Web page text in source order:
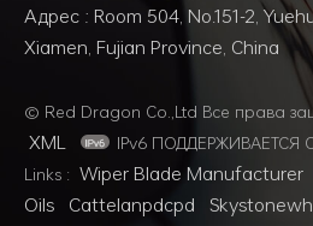
Адрес : Room 504, No.151-2,
Xiamen, Fujian Province, China
© Red Dragon Co.,Ltd Все права
XML
IPv6 ПОДДЕРЖИВАЕТСЯ
Links : Wiper Blade Manufacturer
Oils Cattelanpdcpd